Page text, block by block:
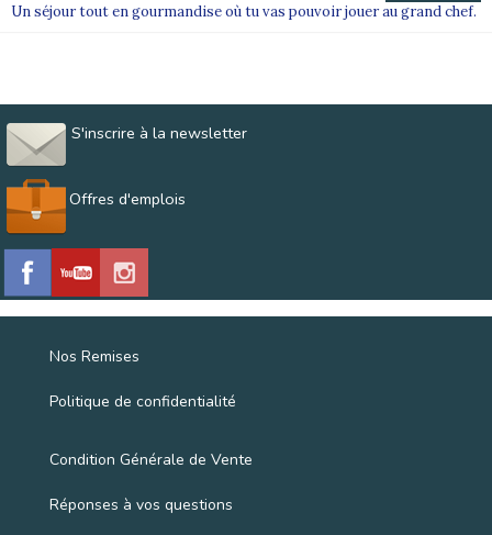
Un séjour tout en gourmandise où tu vas pouvoir jouer au grand chef.
S'inscrire à la newsletter
Offres d'emplois
Nos Remises
Politique de confidentialité
Condition Générale de Vente
Réponses à vos questions